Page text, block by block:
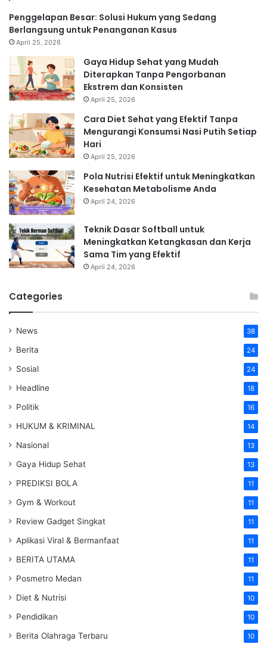
Penggelapan Besar: Solusi Hukum yang Sedang
Berlangsung untuk Penanganan Kasus
April 25, 2026
Gaya Hidup Sehat yang Mudah
Diterapkan Tanpa Pengorbanan
Ekstrem dan Konsisten
April 25, 2026
Cara Diet Sehat yang Efektif Tanpa
Mengurangi Konsumsi Nasi Putih Setiap
Hari
April 25, 2026
Pola Nutrisi Efektif untuk Meningkatkan
Kesehatan Metabolisme Anda
April 24, 2026
Teknik Dasar Softball untuk
Meningkatkan Ketangkasan dan Kerja
Sama Tim yang Efektif
April 24, 2026
Categories
News 38
Berita 24
Sosial 24
Headline 18
Politik 16
HUKUM & KRIMINAL 14
Nasional 13
Gaya Hidup Sehat 13
PREDIKSI BOLA 11
Gym & Workout 11
Review Gadget Singkat 11
Aplikasi Viral & Bermanfaat 11
BERITA UTAMA 11
Posmetro Medan 11
Diet & Nutrisi 10
Pendidikan 10
Berita Olahraga Terbaru 10